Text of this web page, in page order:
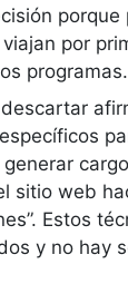
por
programas.
sitio web
Estos
y no hay